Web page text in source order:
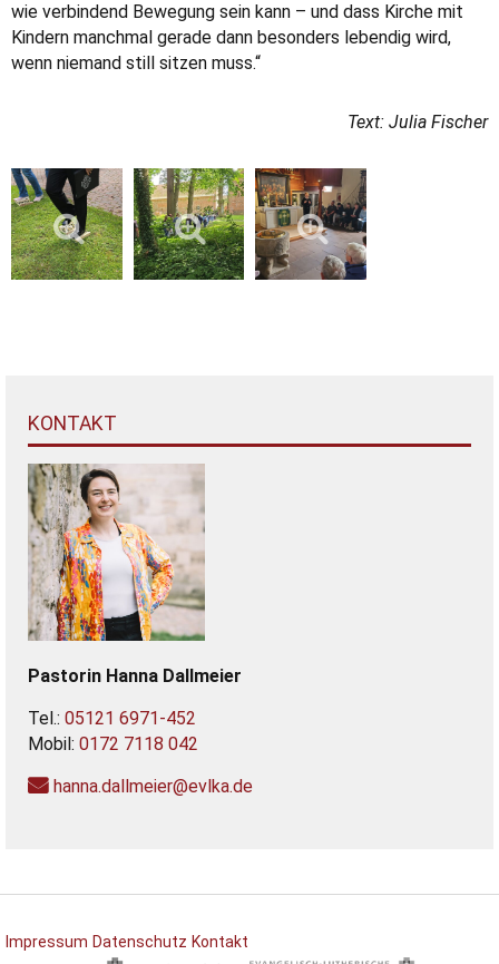
wie verbindend Bewegung sein kann – und dass Kirche mit
Kindern manchmal gerade dann besonders lebendig wird,
wenn niemand still sitzen muss.“
Text: Julia Fischer
KONTAKT
Pastorin Hanna Dallmeier
Tel.: 05121 6971-452
Mobil: 0172 7118 042
hanna.dallmeier@evlka.de
Impressum Datenschutz Kontakt